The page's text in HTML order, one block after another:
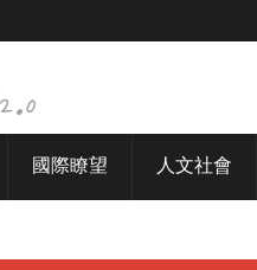
國際瞭望 人文社會